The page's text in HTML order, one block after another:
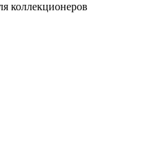
коллекционеров